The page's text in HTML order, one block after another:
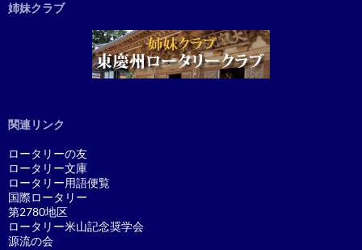
姉妹クラブ
関連リンク
ロータリーの友
ロータリー文庫
ロータリー用語便覧
国際ロータリー
第2780地区
ロータリー米山記念奨学会
源流の会